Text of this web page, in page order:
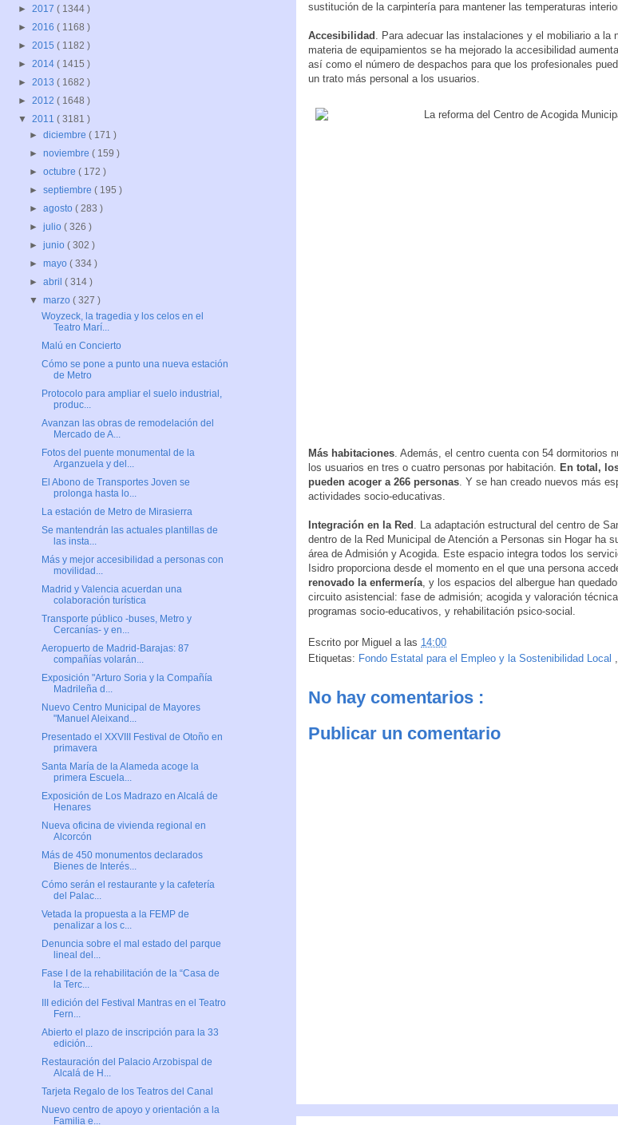
sustitución de la carpintería para mantener las temperaturas
Accesibilidad . Para adecuar las instalaciones y el mobiliario a la
materia de equipamientos se ha mejorado la accesibilidad
así como el número de despachos para que los profesionales
un trato más personal a los usuarios.
Más habitaciones. Además, el centro cuenta con 54 dormitorios
los usuarios en tres o cuatro personas por habitación. En total,
pueden acoger a 266 personas. Y se han creado nuevos más
actividades socio-educativas.
Integración en la Red . La adaptación estructural del centro de
dentro de la Red Municipal de Atención a Personas sin Hogar ha
área de Admisión y Acogida. Este espacio integra todos los
Isidro proporciona desde el momento en el que una persona
renovado la enfermería, y los espacios del albergue han
circuito asistencial: fase de admisión; acogida y valoración
programas socio-educativos, y rehabilitación psico-social.
Escrito por Miguel a las 14:00
Etiquetas: Fondo Estatal para el Empleo y la Sostenibilidad Local
No hay comentarios :
Publicar un comentario
► 2017 ( 1344 )
► 2016 ( 1168 )
► 2015 ( 1182 )
► 2014 ( 1415 )
► 2013 ( 1682 )
► 2012 ( 1648 )
▼ 2011 ( 3181 )
►diciembre( 171 )
►noviembre( 159 )
►octubre( 172 )
►septiembre( 195 )
►agosto( 283 )
►julio( 326 )
►junio( 302 )
►mayo( 334 )
►abril( 314 )
▼marzo( 327 )
Woyzeck, la tragedia y los celos en el
Teatro Marí...
Malú en Concierto
Cómo se pone a punto una nueva estación
de Metro
Protocolo para ampliar el suelo industrial,
produc...
Avanzan las obras de remodelación del
Mercado de A...
Fotos del puente monumental de la
Arganzuela y del...
El Abono de Transportes Joven se
prolonga hasta lo...
La estación de Metro de Mirasierra
Se mantendrán las actuales plantillas de
las insta...
Más y mejor accesibilidad a personas con
movilidad...
Madrid y Valencia acuerdan una
colaboración turística
Transporte público -buses, Metro y
Cercanías- y en...
Aeropuerto de Madrid-Barajas: 87
compañías volarán...
Exposición "Arturo Soria y la Compañía
Madrileña d...
Nuevo Centro Municipal de Mayores
"Manuel Aleixand...
Presentado el XXVIII Festival de Otoño en
primavera
Santa María de la Alameda acoge la
primera Escuela...
Exposición de Los Madrazo en Alcalá de
Henares
Nueva oficina de vivienda regional en
Alcorcón
Más de 450 monumentos declarados
Bienes de Interés...
Cómo serán el restaurante y la cafetería
del Palac...
Vetada la propuesta a la FEMP de
penalizar a los c...
Denuncia sobre el mal estado del parque
lineal del...
Fase I de la rehabilitación de la “Casa de
la Terc...
III edición del Festival Mantras en el Teatro
Fern...
Abierto el plazo de inscripción para la 33
edición...
Restauración del Palacio Arzobispal de
Alcalá de H...
Tarjeta Regalo de los Teatros del Canal
Nuevo centro de apoyo y orientación a la
Familia e...